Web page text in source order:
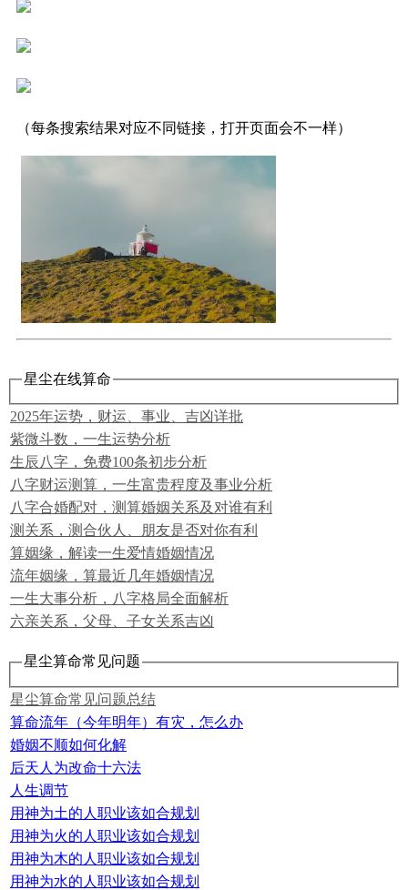
（每条搜索结果对应不同链接，打开页面会不一样）
星尘在线算命
2025年运势，财运、事业、吉凶详批
紫微斗数，一生运势分析
生辰八字，免费100条初步分析
八字财运测算，一生富贵程度及事业分析
八字合婚配对，测算婚姻关系及对谁有利
测关系，测合伙人、朋友是否对你有利
算姻缘，解读一生爱情婚姻情况
流年姻缘，算最近几年婚姻情况
一生大事分析，八字格局全面解析
六亲关系，父母、子女关系吉凶
星尘算命常见问题
星尘算命常见问题总结
算命流年（今年明年）有灾，怎么办
婚姻不顺如何化解
后天人为改命十六法
人生调节
用神为土的人职业该如合规划
用神为火的人职业该如合规划
用神为木的人职业该如合规划
用神为水的人职业该如合规划